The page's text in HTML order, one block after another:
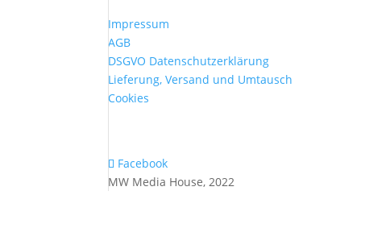
Impressum
AGB
DSGVO Datenschutzerklärung
Lieferung, Versand und Umtausch
Cookies
Facebook
MW Media House, 2022